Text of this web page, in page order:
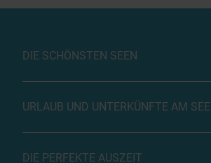
DIE SCHÖNSTEN SEEN
URLAUB UND UNTERKÜNFTE AM SEE
DIE PERFEKTE AUSZEIT